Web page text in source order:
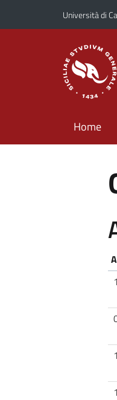
Vai al contenuto
Vai al menu diUniversità di
Home